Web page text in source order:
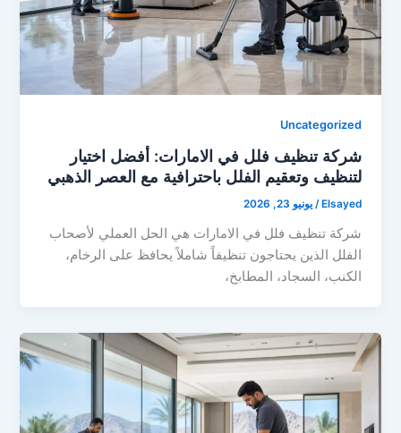
Uncategorized
شركة تنظيف فلل في الامارات: أفضل اختيار
لتنظيف وتعقيم الفلل باحترافية مع العصر الذهبي
Elsayed
/يونيو 23, 2026
شركة تنظيف فلل في الامارات هي الحل العملي لأصحاب
الفلل الذين يحتاجون تنظيفاً شاملاً يحافظ على الرخام،
الكنب، السجاد، المطابخ،